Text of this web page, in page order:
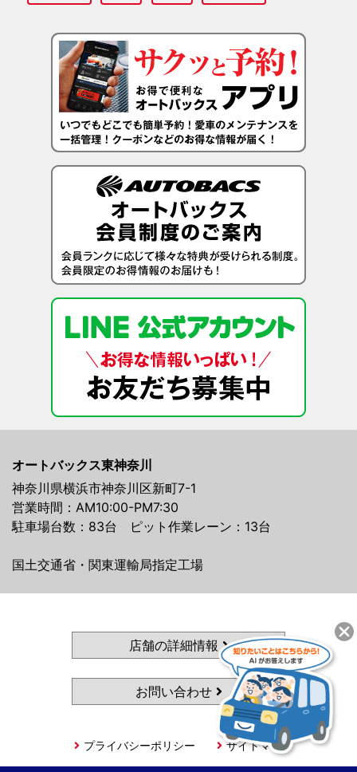
オートバックス東神奈川
神奈川県横浜市神奈川区新町7-1
営業時間：AM10:00-PM7:30
駐車場台数：83台 ピット作業レーン：13台
国土交通省・関東運輸局指定工場
店舗の詳細情報
お問い合わせ
プライバシーポリシー サイトマップ